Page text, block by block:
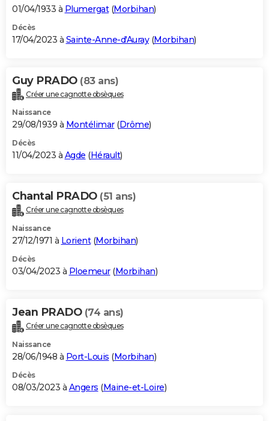
01/04/1933 à Plumergat(Morbihan)
Décès
17/04/2023 à Sainte-Anne-d'Auray(Morbihan)
Guy PRADO (83 ans)
Créer une cagnotte obsèques
Naissance
29/08/1939 à Montélimar(Drôme)
Décès
11/04/2023 à Agde (Hérault)
Chantal PRADO (51 ans)
Créer une cagnotte obsèques
Naissance
27/12/1971 à Lorient(Morbihan)
Décès
03/04/2023 à Ploemeur(Morbihan)
Jean PRADO (74 ans)
Créer une cagnotte obsèques
Naissance
28/06/1948 à Port-Louis (Morbihan)
Décès
08/03/2023 à Angers (Maine-et-Loire)